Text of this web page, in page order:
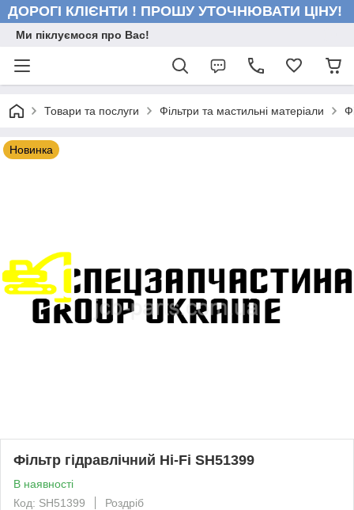
ДОРОГІ КЛІЄНТИ ! ПРОШУ УТОЧНЮВАТИ ЦІНУ!
Ми піклуємося про Вас!
Товари та послуги Фільтри та мастильні матеріали
Новинка
Фільтр гідравлічний Hi-Fi SH51399
В наявності
Код: SH51399
Роздріб